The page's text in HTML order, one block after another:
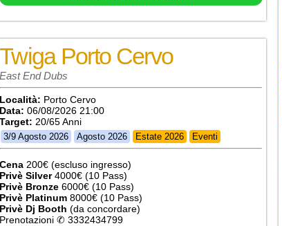
Twiga Porto Cervo
East End Dubs
Località: Porto Cervo
Data: 06/08/2026 21:00
Target: 20/65 Anni
3/9 Agosto 2026 Agosto 2026 Estate 2026 Eventi
Cena 200€ (escluso ingresso)
Privè Silver4000€ (10 Pass)
Privè Bronze 6000€ (10 Pass)
Privè Platinum 8000€ (10 Pass)
Privè Dj Booth (da concordare)
Prenotazioni ✆ 3332434799